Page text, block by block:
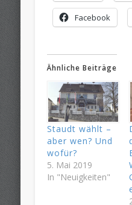
Facebook
Ähnliche Beiträge
Staudt wählt –
aber wen? Und
wofür?
5. Mai 2019
In "Neuigkeiten"